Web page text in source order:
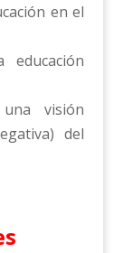
en el
educación
visión
del